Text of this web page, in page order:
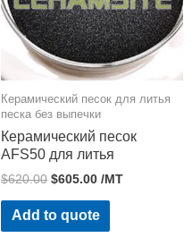
Керамический песок для литья
песка без выпечки
Керамический песок
AFS50 для литья
$620.00 $605.00 /MT
Add to quote